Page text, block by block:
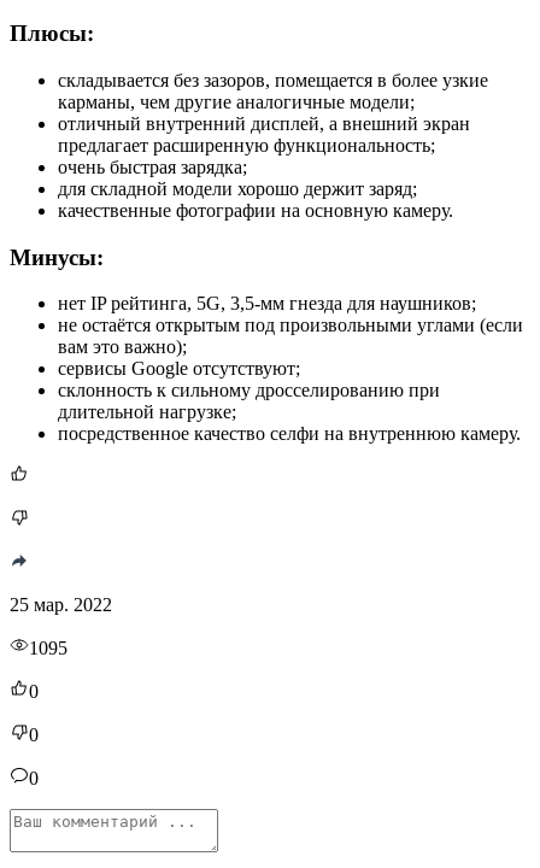
Плюсы:
складывается без зазоров, помещается в более узкие
карманы, чем другие аналогичные модели;
отличный внутренний дисплей, а внешний экран
предлагает расширенную функциональность;
очень быстрая зарядка;
для складной модели хорошо держит заряд;
качественные фотографии на основную камеру.
Минусы:
нет IP рейтинга, 5G, 3,5-мм гнезда для наушников;
не остаётся открытым под произвольными углами (если
вам это важно);
сервисы Google отсутствуют;
склонность к сильному дросселированию при
длительной нагрузке;
посредственное качество селфи на внутреннюю камеру.
25 мар. 2022
1095
0
0
0